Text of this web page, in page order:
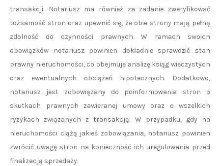
transakcji. Notariusz ma również za zadanie zweryfikować
tożsamość stron oraz upewnić się, że obie strony mają pełną
zdolność do czynności prawnych. W ramach swoich
obowiązków notariusz powinien dokładnie sprawdzić stan
prawny nieruchomości, co obejmuje analizę ksiąg wieczystych
oraz ewentualnych obciążeń hipotecznych. Dodatkowo,
notariusz jest zobowiązany do poinformowania stron o
skutkach prawnych zawieranej umowy oraz o wszelkich
ryzykach związanych z transakcją. W przypadku, gdy na
nieruchomości ciążą jakieś zobowiązania, notariusz powinien
zwrócić uwagę stron na konieczność ich uregulowania przed
finalizacją sprzedaży.